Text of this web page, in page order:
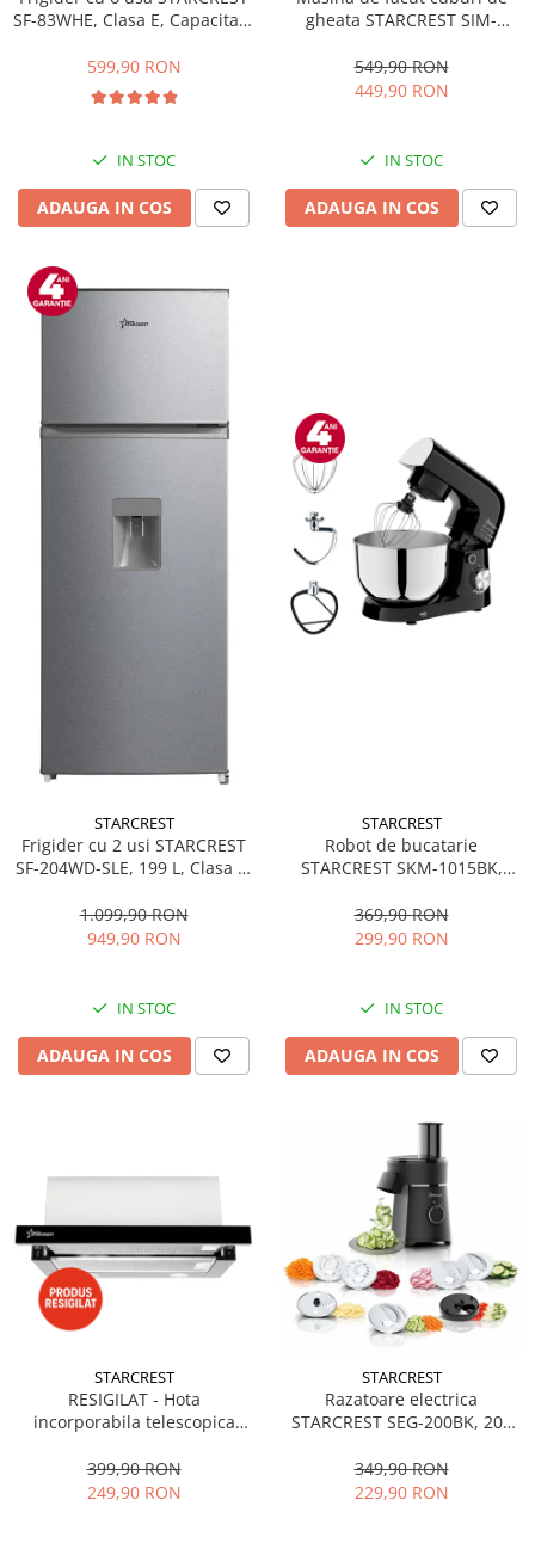
SF-83WHE, Clasa E, Capacitate
Compartiment gheata, H 85
cm, Alb
599,90 RON
IN STOC
ADAUGA IN COS
gheata STARCREST SIM-
Doua dimensiuni pentru
cuburi, Rezervor apa 1.3 l,
549,90 RON
449,90 RON
IN STOC
ADAUGA IN COS
STARCREST
Frigider cu 2 usi STARCREST
SF-204WD-SLE, 199 L, Clasa E,
Termostat Ajustabil, Usi
reversibile, H 143 cm, Argintiu
1.099,90 RON
949,90 RON
IN STOC
ADAUGA IN COS
STARCREST
Robot de bucatarie
STARCREST SKM-1015BK,
Accesorii, 10 Viteze + Pulse,
Negru
369,90 RON
299,90 RON
IN STOC
ADAUGA IN COS
STARCREST
RESIGILAT - Hota
incorporabila telescopica
Putere de absorbtie 550 m3/h,
1 Motor, 2 Trepte putere, 60
399,90 RON
249,90 RON
STARCREST
Razatoare electrica
STARCREST SEG-200BK, 200
349,90 RON
229,90 RON